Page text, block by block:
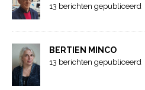
13 berichten gepubliceerd
BERTIEN MINCO
13 berichten gepubliceerd